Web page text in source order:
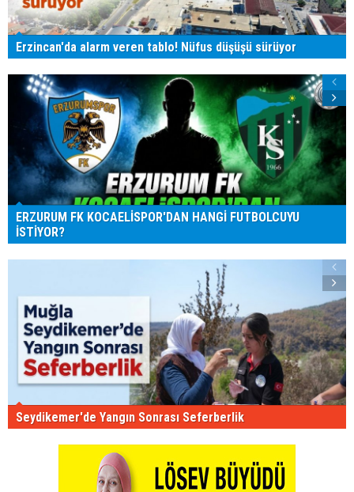
Erzincan'da alarm veren tablo! Nüfus düşüşü sürüyor
ERZURUM FK KOCAELİSPOR'DAN HANGİ FUTBOLCUYU
İSTİYOR?
Seydikemer'de Yangın Sonrası Seferberlik